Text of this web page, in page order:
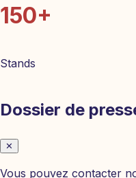
150+
Stands
Dossier de
✕
Vous pouvez contacter